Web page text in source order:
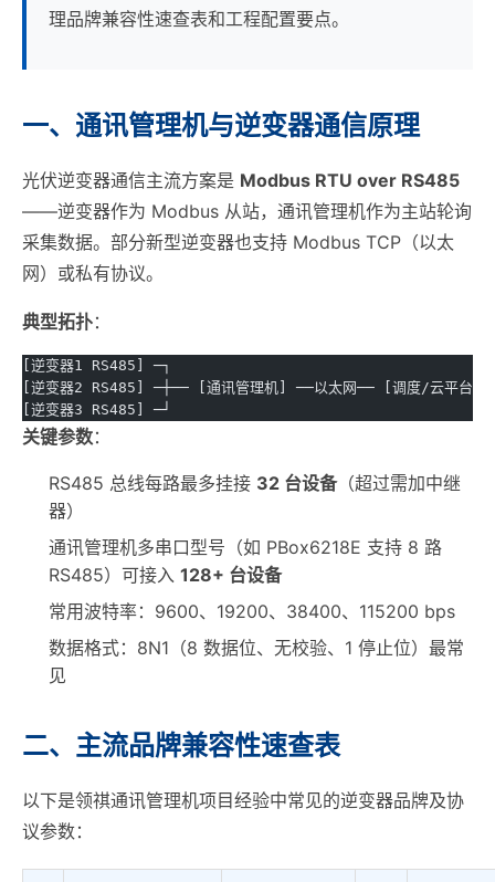
理品牌兼容性速查表和工程配置要点。
一、通讯管理机与逆变器通信原理
光伏逆变器通信主流方案是 Modbus RTU over RS485
——逆变器作为 Modbus 从站，通讯管理机作为主站轮询
采集数据。部分新型逆变器也支持 Modbus TCP（以太
网）或私有协议。
典型拓扑：
[逆变器1 RS485] ─┐
[逆变器2 RS485] ─┼── [通讯管理机] ──以太网── [调度/云平台]
[逆变器3 RS485] ─┘
关键参数：
RS485 总线每路最多挂接 32 台设备（超过需加中继
器）
通讯管理机多串口型号（如 PBox6218E 支持 8 路
RS485）可接入 128+ 台设备
常用波特率：9600、19200、38400、115200 bps
数据格式：8N1（8 数据位、无校验、1 停止位）最常
见
二、主流品牌兼容性速查表
以下是领祺通讯管理机项目经验中常见的逆变器品牌及协
议参数：